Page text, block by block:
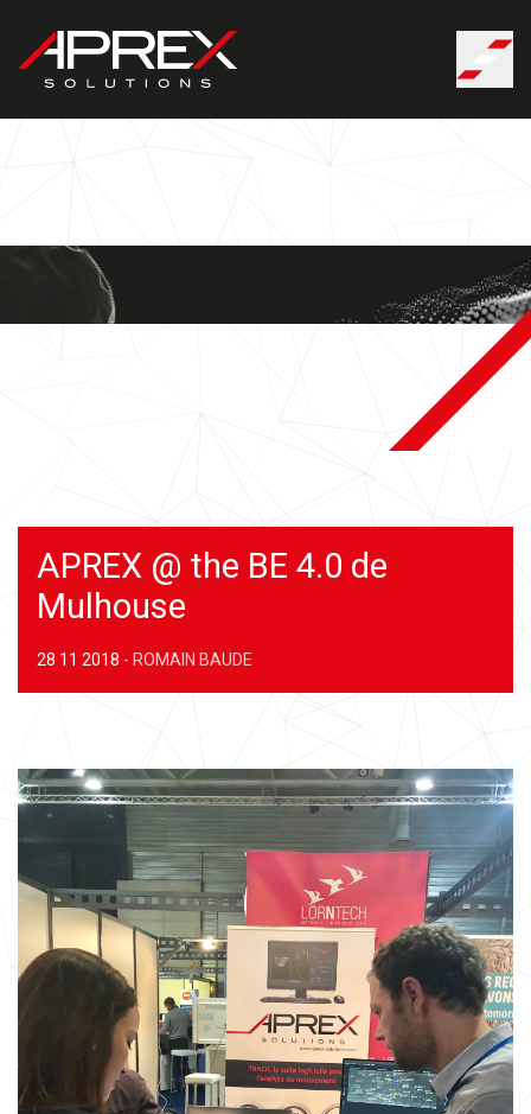
APREX @ the BE 4.0 de
Mulhouse
28 11 2018 - ROMAIN BAUDE